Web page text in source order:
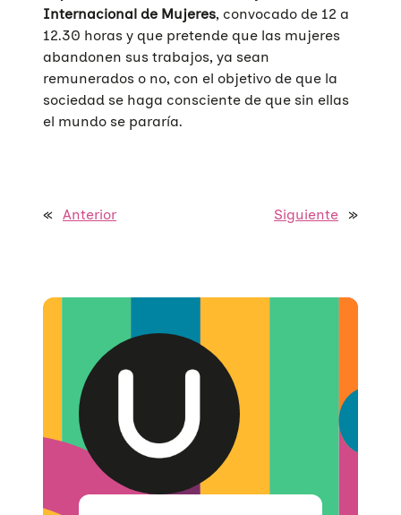
Sobre UNAF
Transparencia
Áreas de acción
Familias reconstituidas
Mediación
Infancia y adolescencia
Educación Sexual
Violencias de género
Atención directa
Sensibilización
Formación
Investigación
Incidencia
Trabajo en red
Sala de prensa
Materiales y publicaciones
Campañas
Eventos
Haz tu donación
Únete a nuestra red
Si eres empresa
Hazte voluntaria/o
Internacional de Mujeres, convocado de 12 a
12.30 horas y que pretende que las mujeres
abandonen sus trabajos, ya sean
remunerados o no, con el objetivo de que la
sociedad se haga consciente de que sin ellas
el mundo se pararía.
« Anterior Siguiente »